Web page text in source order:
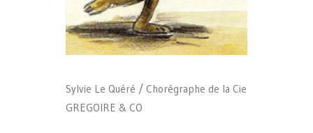
Sylvie Le Quéré / Chorégraphe de la Cie
GREGOIRE & CO